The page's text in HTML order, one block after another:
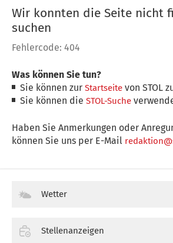
Wir konnten die Seite nicht
suchen
Fehlercode: 404
Was können Sie tun?
Sie können zurStartseite von STOL
Sie können dieSTOL-Suche
Haben Sie Anmerkungen oder
können Sie uns per E-Mail
Wetter
Stellenanzeigen